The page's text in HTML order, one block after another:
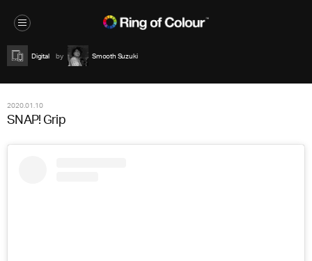
Digital Smooth Suzuki
2020.01.10
SNAP! Grip